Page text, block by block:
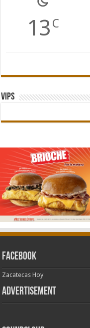
13 C
Vips
Facebook
Zacatecas Hoy
Advertisement